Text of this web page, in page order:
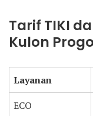
Tarif TIKI
Kulon Progo
Layanan
ECO